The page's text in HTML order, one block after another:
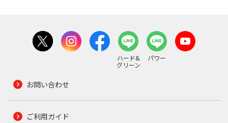
ハード&
グリーン
パワー
お問い合わせ
ご利用ガイド